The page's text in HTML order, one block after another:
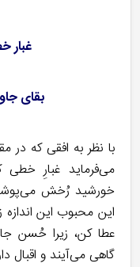
غبار
بقای
با نظر به افقی که در
می‌فرماید غبارِ
خورشید رُخش
این محبوب این
عطا کن، زیرا حُسن
گاهی می‌آیند و اقبال